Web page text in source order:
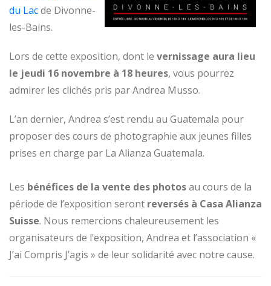
du Lacde Divonne-
les-Bains.
Lors de cette exposition, dont le vernissage aura lieu
le jeudi 16 novembre à 18 heures, vous pourrez
admirer les clichés pris par Andrea Musso.
L’an dernier, Andrea s’est rendu au Guatemala pour
proposer des cours de photographie aux jeunes filles
prises en charge par La Alianza Guatemala.
Les bénéfices de la vente des photosau cours de la
période de l’exposition seront reversés à Casa Alianza
Suisse. Nous remercions chaleureusement les
organisateurs de l’exposition, Andrea et l’association «
J’ai Compris J’agis » de leur solidarité avec notre cause.